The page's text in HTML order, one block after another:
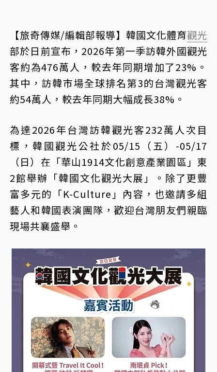
【旅奇傳媒/編輯部報導】韓國文化體育觀光
部於日前宣布，2026年第一季訪韓外國觀光
客約為476萬人，較去年同期增加了23%。
其中，訪韓市場全球排名第3的台灣觀光客
約54萬人，較去年同期大幅成長38%。
為達2026年台灣訪韓觀光客232萬人次目
標，韓國觀光公社於05/15（五）-05/17
（日）在「華山1914文化創意產業園區」東
2館舉辦「韓國文化觀光大展」。除了更豐
富多元的「K-Culture」內容，也邀請多組
藝人和韓國表演團隊，歡迎台灣朋友們親臨
現場共襄盛舉。